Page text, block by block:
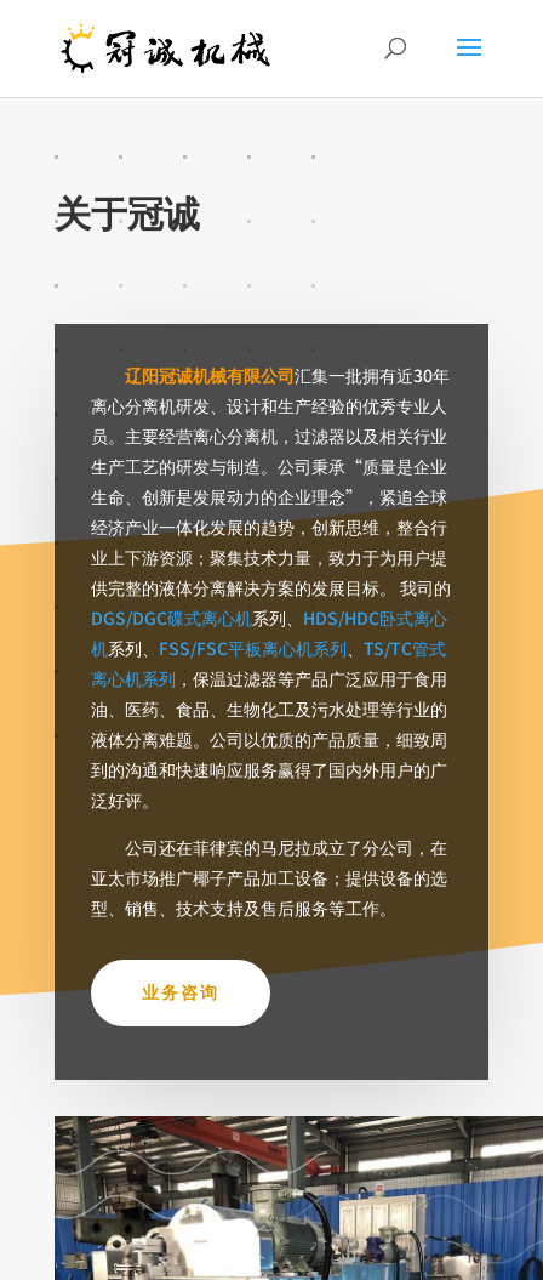
关于冠诚
辽阳冠诚机械有限公司汇集一批拥有近30年
离心分离机研发、设计和生产经验的优秀专业人
员。主要经营离心分离机，过滤器以及相关行业
生产工艺的研发与制造。公司秉承“质量是企业
生命、创新是发展动力的企业理念”，紧追全球
经济产业一体化发展的趋势，创新思维，整合行
业上下游资源；聚集技术力量，致力于为用户提
供完整的液体分离解决方案的发展目标。 我司的
DGS/DGC碟式离心机系列、 HDS/HDC卧式离心
机系列、 FSS/FSC平板离心机系列、 TS/TC管式
离心机系列 ，保温过滤器等产品广泛应用于食用
油、医药、食品、生物化工及污水处理等行业的
液体分离难题。公司以优质的产品质量，细致周
到的沟通和快速响应服务赢得了国内外用户的广
泛好评。
公司还在菲律宾的马尼拉成立了分公司，在
亚太市场推广椰子产品加工设备；提供设备的选
型、销售、技术支持及售后服务等工作。
业务咨询